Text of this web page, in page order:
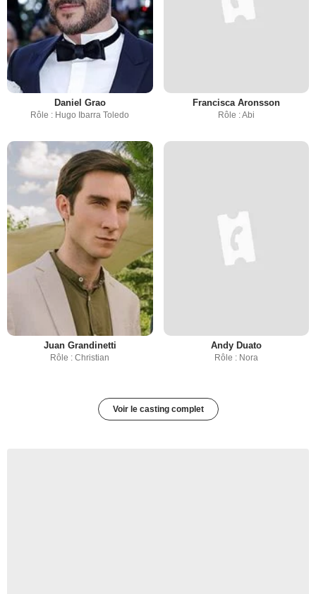
Daniel Grao
Rôle : Hugo Ibarra Toledo
Francisca Aronsson
Rôle : Abi
Juan Grandinetti
Rôle : Christian
Andy Duato
Rôle : Nora
Voir le casting complet